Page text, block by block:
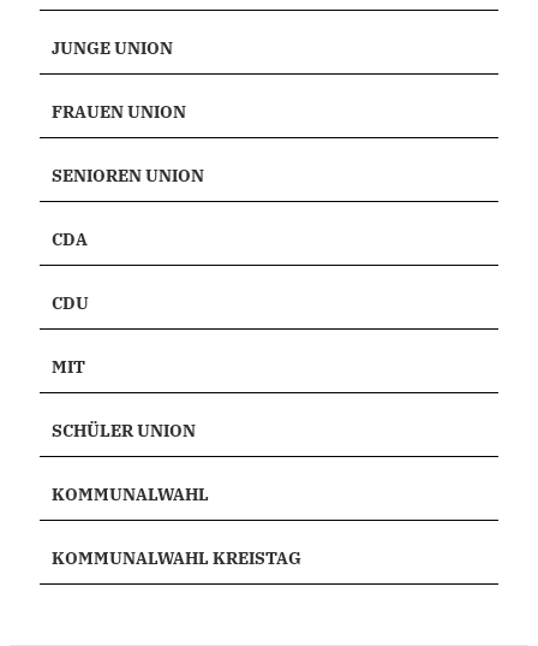
JUNGE UNION
FRAUEN UNION
SENIOREN UNION
CDA
CDU
MIT
SCHÜLER UNION
KOMMUNALWAHL
KOMMUNALWAHL KREISTAG